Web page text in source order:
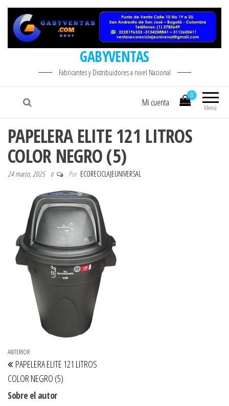
GABYVENTAS
Fabricantes y Distribuidores a nivel Nacional
Menú
0
Mi cuenta
PAPELERA ELITE 121 LITROS
COLOR NEGRO (5)
24 marzo, 2025 0 Por ECORECICLAJEUNIVERSAL
Navegación de entradas
Entrada anterior
ANTERIOR
PAPELERA ELITE 121 LITROS
COLOR NEGRO (5)
Sobre el autor